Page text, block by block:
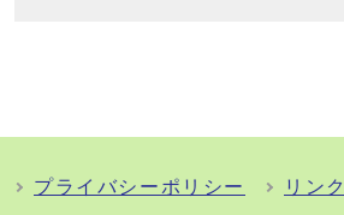
プライバシーポリシー リン